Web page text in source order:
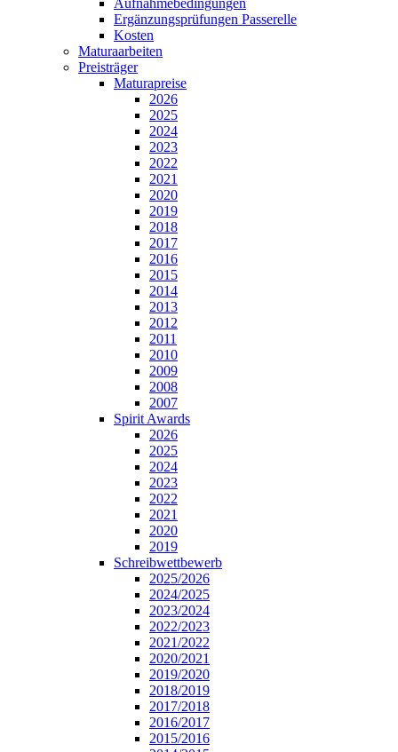
Aufnahmebedingungen
Ergänzungsprüfungen Passerelle
Kosten
Maturaarbeiten
Preisträger
Maturapreise
2026
2025
2024
2023
2022
2021
2020
2019
2018
2017
2016
2015
2014
2013
2012
2011
2010
2009
2008
2007
Spirit Awards
2026
2025
2024
2023
2022
2021
2020
2019
Schreibwettbewerb
2025/2026
2024/2025
2023/2024
2022/2023
2021/2022
2020/2021
2019/2020
2018/2019
2017/2018
2016/2017
2015/2016